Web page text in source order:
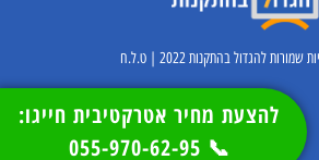
להצעת מחיר אטרקטיבית חייגו:
📞 055-970-62-95
להגדול בהתקנות 2022 | ט.ל.ח